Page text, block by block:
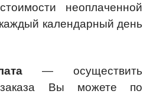
неоплаченной
календарный день
— осуществить
заказа Вы можете по